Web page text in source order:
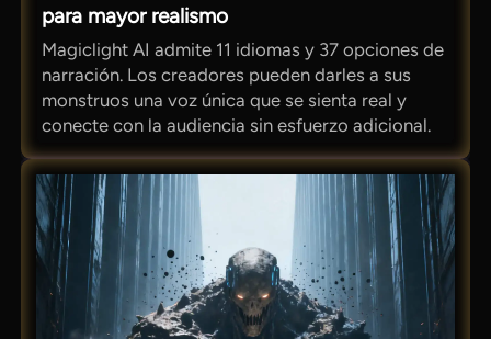
para mayor realismo
Magiclight AI admite 11 idiomas y 37 opciones de
narración. Los creadores pueden darles a sus
monstruos una voz única que se sienta real y
conecte con la audiencia sin esfuerzo adicional.